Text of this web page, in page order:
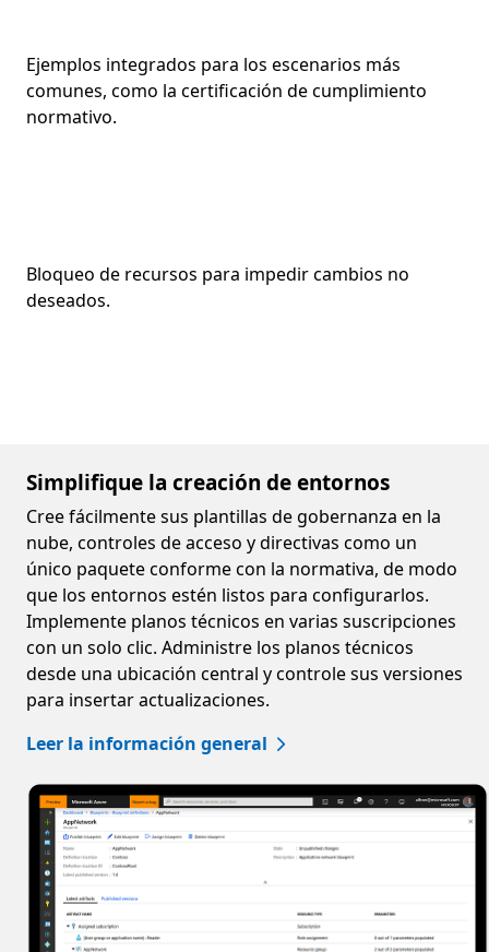
Ejemplos integrados para los escenarios más
comunes, como la certificación de cumplimiento
normativo.
Bloqueo de recursos para impedir cambios no
deseados.
Simplifique la creación de entornos
Cree fácilmente sus plantillas de gobernanza en la
nube, controles de acceso y directivas como un
único paquete conforme con la normativa, de modo
que los entornos estén listos para configurarlos.
Implemente planos técnicos en varias suscripciones
con un solo clic. Administre los planos técnicos
desde una ubicación central y controle sus versiones
para insertar actualizaciones.
Leer la información general